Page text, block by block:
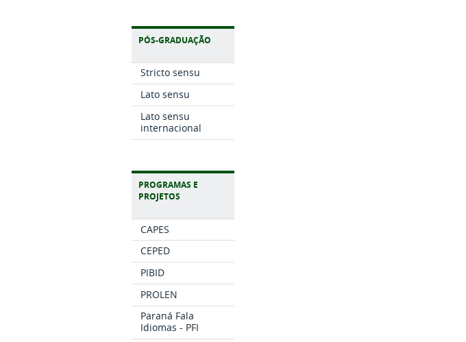
PÓS-GRADUAÇÃO
Stricto sensu
Lato sensu
Lato sensu
internacional
PROGRAMAS E
PROJETOS
CAPES
CEPED
PIBID
PROLEN
Paraná Fala
Idiomas - PFI